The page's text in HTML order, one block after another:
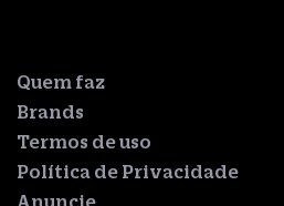
Quem faz
Brands
Termos de uso
Política de Privacidade
Anuncie